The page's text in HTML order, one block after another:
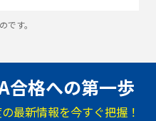
す。
合格への第一歩
最新情報を今すぐ把握！